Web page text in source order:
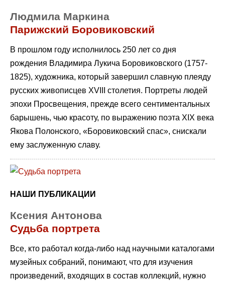
Людмила Маркина
Парижский Боровиковский
В прошлом году исполнилось 250 лет со дня
рождения Владимира Лукича Боровиковского (1757-
1825), художника, который завершил славную плеяду
русских живописцев XVIII столетия. Портреты людей
эпохи Просвещения, прежде всего сентиментальных
барышень, чью красоту, по выражению поэта XIX века
Якова Полонского, «Боровиковский спас», снискали
ему заслуженную славу.
НАШИ ПУБЛИКАЦИИ
Ксения Антонова
Судьба портрета
Все, кто работал когда-либо над научными каталогами
музейных собраний, понимают, что для изучения
произведений, входящих в состав коллекций, нужно